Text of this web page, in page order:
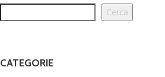
Cerca
CATEGORIE